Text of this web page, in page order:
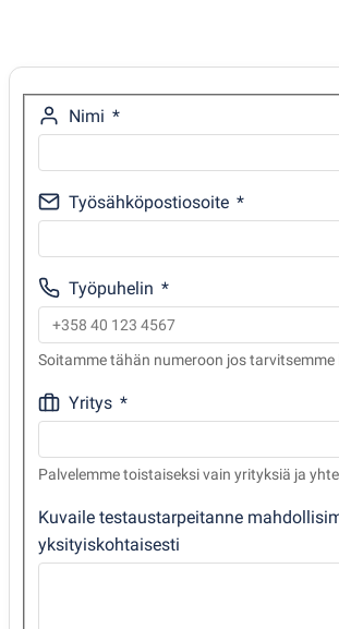
Nimi
Työsähköpostiosoite
Työpuhelin
Soitamme tähän numeroon jos tarvitsemme
Yritys
Palvelemme toistaiseksi vain yrityksiä ja
Kuvaile testaustarpeitanne
yksityiskohtaisesti